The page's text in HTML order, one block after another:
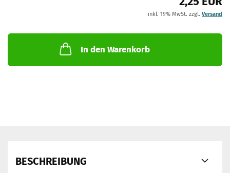
inkl. 19% MwSt. zzgl. Versand
In den Warenkorb
BESCHREIBUNG